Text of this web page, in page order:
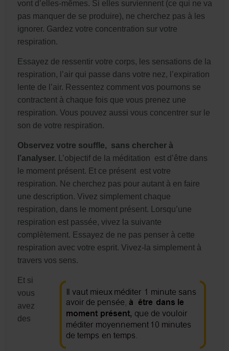
vont d’elles-mêmes. Si elles surviennent (ce qui ne va
pas manquer de se produire), ne cherchez pas à les
ignorer. Gardez votre concentration sur votre
respiration.
Essayez de ressentir votre corps, les sensations de la
respiration, l’air qui passe dans votre nez, l’expiration
lente de l’air. Ressentez comment vos poumons se
contractent à chaque fois que vous prenez une
respiration. Vous pouvez aussi vous concentrer sur le
son de votre respiration.
Observez votre souffle, sans chercher à
l’analyser.
L’objectif de la méditation est d’être dans
le moment présent. Et ce présent est votre
respiration. Ne cherchez pas pour autant à en faire
une description. Vivez simplement chaque
respiration, dans le moment présent. Lorsqu’une
respiration est passée, vivez la suivante
complètement. Essayez de ne pas penser à cette
respiration avec votre esprit. Vivez-la simplement à
travers vos sens.
Et si
vous
avez
des